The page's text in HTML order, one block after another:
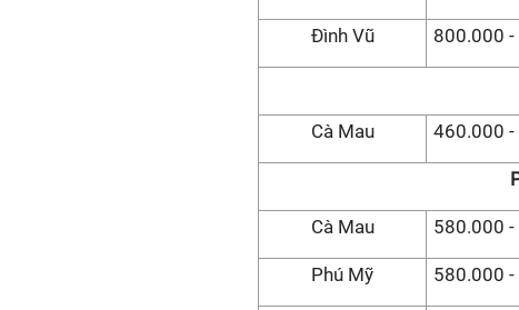
Đình Vũ 800.000
Cà Mau 460.000
Cà Mau 580.000
Phú Mỹ 580.000